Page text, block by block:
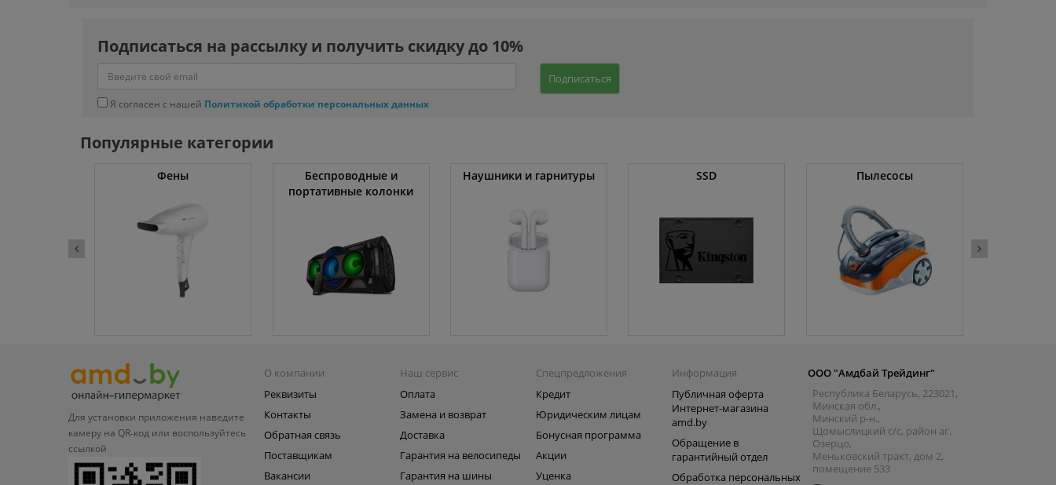
Подписаться на рассылку и получить скидку до 10%
Подписаться
Я согласен с нашей Политикой обработки персональных данных
Популярные категории
Фены
Беспроводные и
портативные колонки
Наушники и гарнитуры SSD Пылесосы
Для установки приложения наведите
камеру на QR‑код или воспользуйтесь
ссылкой
О компании
Реквизиты
Контакты
Обратная связь
Поставщикам
Вакансии
Наш сервис
Оплата
Замена и возврат
Доставка
Гарантия на велосипеды
Гарантия на шины
Спецпредложения
Кредит
Юридическим лицам
Бонусная программа
Акции
Уценка
Информация
Публичная оферта
Интернет-магазина
amd.by
Обращение в
гарантийный отдел
Обработка персональных
ООО "Амдбай Трейдинг"
Республика Беларусь, 223021,
Минская обл.,
Минский р-н.,
Щомыслицкий с/с, район аг.
Озерцо,
Меньковский тракт, дом 2,
помещение 533